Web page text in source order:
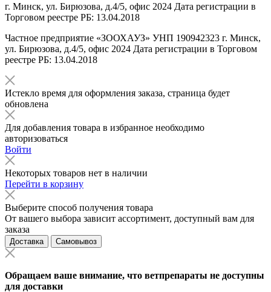
г. Минск, ул. Бирюзова, д.4/5, офис 2024 Дата регистрации в
Торговом реестре РБ: 13.04.2018
Частное предприятие «ЗООХАУЗ» УНП 190942323 г. Минск,
ул. Бирюзова, д.4/5, офис 2024 Дата регистрации в Торговом
реестре РБ: 13.04.2018
Истекло время для оформления заказа, страница будет
обновлена
Для добавления товара в избранное необходимо
авторизоваться
Войти
Некоторых товаров нет в наличии
Перейти в корзину
Выберите способ получения товара
От вашего выбора зависит ассортимент, доступный вам для
заказа
Доставка Самовывоз
Обращаем ваше внимание, что ветпрепараты не доступны
для доставки